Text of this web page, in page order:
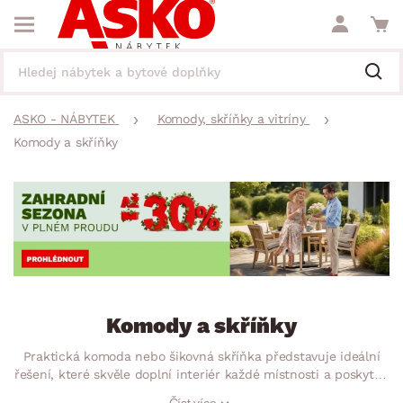
ASKO - NÁBYTEK
Komody, skříňky a vitríny
Komody a skříňky
Komody a skříňky
Praktická komoda nebo šikovná skříňka představuje ideální
řešení, které skvěle doplní interiér každé místnosti a poskytne